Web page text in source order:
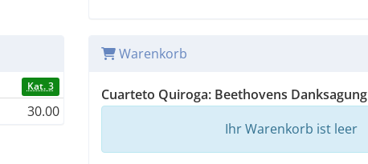
Kat. 3
30.00
Warenkorb
Cuarteto Quiroga: Beethovens Danksagung
Ihr Warenkorb ist leer